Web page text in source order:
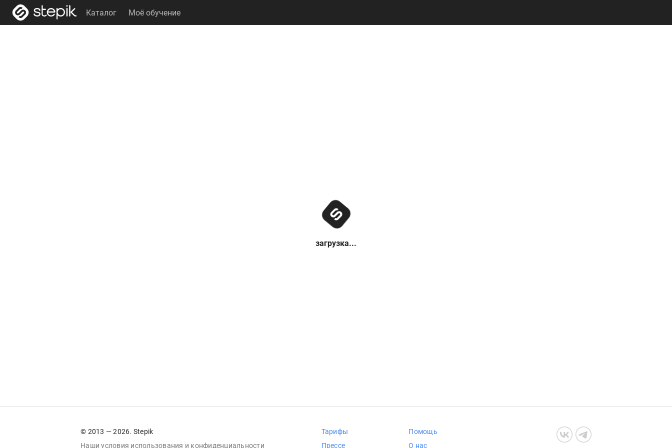
Каталог Моё обучение
загрузка...
© 2013 — 2026. Stepik
Наши условия использования и конфиденциальности
Тарифы
Прессе
Помощь
О нас